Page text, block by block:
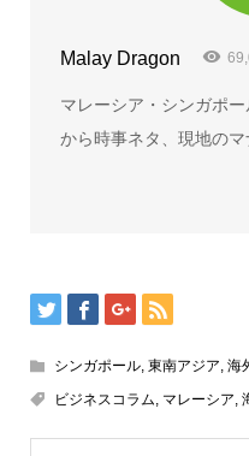
Malay Dragon
マレーシア・シンガポ
から時事ネタ、現地のマ
シンガポール, 東南アジア 海
ビジネスコラム マレーシア